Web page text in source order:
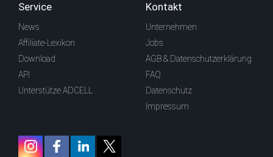
Service
News
Affiliate-Lexikon
Download
API
Unterstütze ADCELL
Kontakt
Unternehmen
Jobs
AGB & Datenschutzerklärung
FAQ
Datenschutz
Impressum